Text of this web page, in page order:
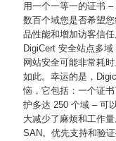
用一个一等一的证书
数百个域您是否希望
品性能和增加访客信
DigiCert 安全站点多
网站安全可能非常耗
如此。幸运的是，
恼，它包括：一个证
护多达 250 个域 – 可
大减少了麻烦和工作
SAN。优先支持和验